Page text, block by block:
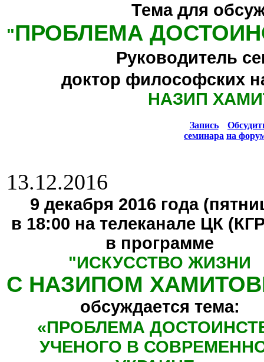
Тема для
"ПРОБЛЕМА
Руководитель
доктор философских
НАЗИП
Запись
семинара на
13.12.2016
9 декабря 2016 года
в 18:00 на телеканале ЦК
в программе
"ИСКУССТВО ЖИЗНИ
С НАЗИПОМ
обсуждается тема:
«ПРОБЛЕМА
УЧЕНОГО В